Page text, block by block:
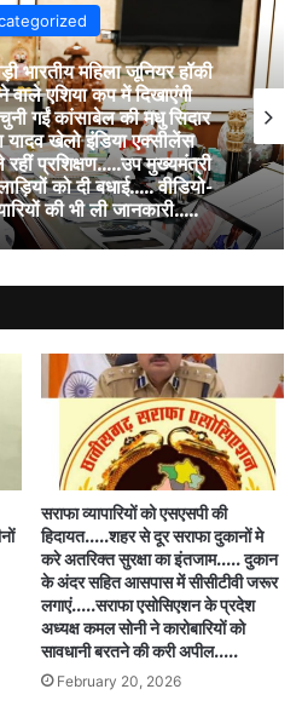
भारतीय महिला जूनियर हॉकी
वाले एशिया कप में दिखाएंगी
गईं कांसाबेल की मधु सिदार
यादव खेलो इंडिया एक्सीलेंस
प्रशिक्षण…..उप मुख्यमंत्री
को दी बधाई….. वीडियो-
की भी ली जानकारी…..
सराफा व्यापारियों को एसएसपी की
हिदायत…..शहर से दूर सराफा दुकानों मे
करे अतरिक्त सुरक्षा का इंतजाम….. दुकान
के अंदर सहित आसपास में सीसीटीवी जरूर
लगाएं…..सराफा एसोसिएशन के प्रदेश
अध्यक्ष कमल सोनी ने कारोबारियों को
सावधानी बरतने की करी अपील…..
February 20, 2026